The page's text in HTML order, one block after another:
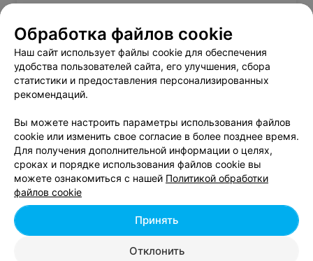
Минске
Ламинирование ресниц возле метро Петровщина
в Минске
Добавить компанию
Добавить специалиста
Обработка файлов cookie
Наш сайт использует файлы cookie для обеспечения
удобства пользователей сайта, его улучшения, сбора
статистики и предоставления персонализированных
рекомендаций.
Вы можете настроить параметры использования файлов
cookie или изменить свое согласие в более позднее время.
Для получения дополнительной информации о целях,
сроках и порядке использования файлов cookie вы
можете ознакомиться с нашей Политикой обработки
файлов cookie
Отклонить
Принять